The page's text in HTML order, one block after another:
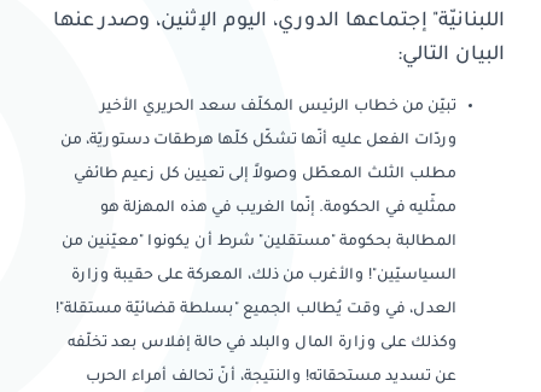
اللبنانيّة" إجتماعها الدوري، اليوم الإثنين، وصدر عنها
البيان التالي:
تبيّن من خطاب الرئيس المكلّف سعد الحريري الأخير
وردّات الفعل عليه أنّها تشكّل كلّها هرطقات دستوريّة، من
مطلب الثلث المعطّل وصولاً إلى تعيين كل زعيم طائفي
ممثّليه في الحكومة. إنّما الغريب في هذه المهزلة هو
المطالبة بحكومة "مستقلين" شرط أن يكونوا "معيّنين من
السياسيّين"! والأغرب من ذلك، المعركة على حقيبة وزارة
العدل، في وقت يُطالب الجميع "بسلطة قضائيّة مستقلة"!
وكذلك على وزارة المال والبلد في حالة إفلاس بعد تخلّفه
عن تسديد مستحقاته! والنتيجة، أنّ تحالف أمراء الحرب